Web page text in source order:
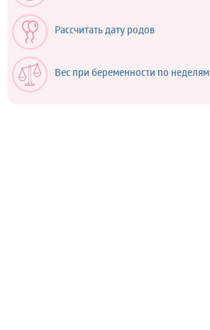
Рассчитать дату родов
Вес при беременности по неделям